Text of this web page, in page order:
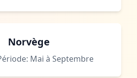
Norvège
Meilleure Période: Mai à Septembre